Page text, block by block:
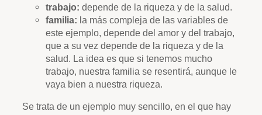
trabajo: depende de la riqueza y de la salud.
familia: la más compleja de las variables de
este ejemplo, depende del amor y del trabajo,
que a su vez depende de la riqueza y de la
salud. La idea es que si tenemos mucho
trabajo, nuestra familia se resentirá, aunque le
vaya bien a nuestra riqueza.
Se trata de un ejemplo muy sencillo, en el que hay